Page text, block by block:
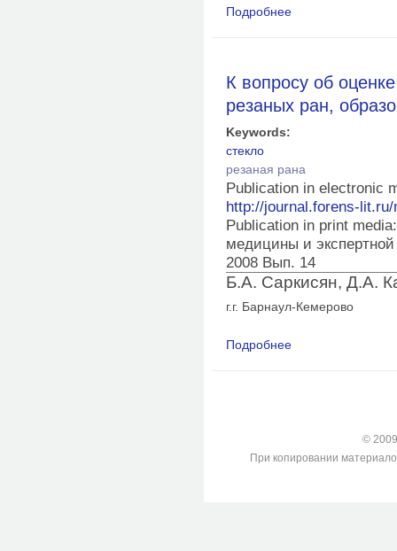
Подробнее
К вопросу об
резаных ран,
Keywords:
стекло
резаная рана
Publication in electronic
http://journal.forens-lit.ru/
Publication in print
медицины и
2008 Вып. 14
Б.А. Саркисян, Д.А.
г.г. Барнаул-Кемерово
Подробнее
©
При копировании